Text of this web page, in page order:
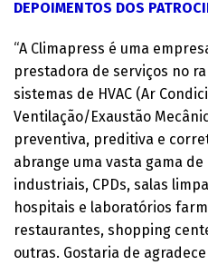
DEPOIMENTOS DOS
“A Climapress é uma
prestadora de serviços no
sistemas de HVAC (Ar
Ventilação/Exaustão
preventiva, preditiva e
abrange uma vasta gama
industriais, CPDs, salas
hospitais e laboratórios
restaurantes, shopping
outras. Gostaria de